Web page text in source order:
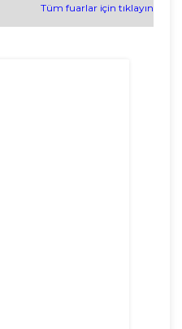
Tüm fuarlar için tıklayın